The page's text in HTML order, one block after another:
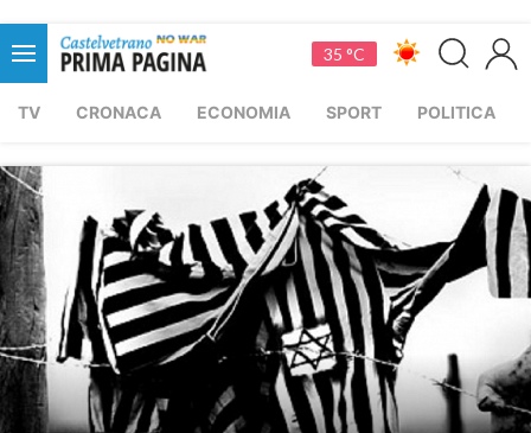
35 °C
TV CRONACA ECONOMIA SPORT POLITICA